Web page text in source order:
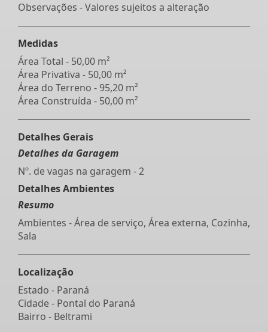
Observações - Valores sujeitos a alteração
Medidas
Área Total - 50,00 m²
Área Privativa - 50,00 m²
Área do Terreno - 95,20 m²
Área Construída - 50,00 m²
Detalhes Gerais
Detalhes da Garagem
Nº. de vagas na garagem - 2
Detalhes Ambientes
Resumo
Ambientes - Área de serviço, Área externa, Cozinha,
Sala
Localização
Estado - Paraná
Cidade - Pontal do Paraná
Bairro - Beltrami